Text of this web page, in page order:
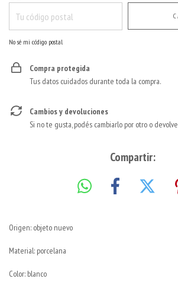
No sé mi código postal
Compra protegida
Tus datos cuidados durante toda la compra.
Cambios y devoluciones
Si no te gusta, podés cambiarlo por otro o
Compartir:
Origen: objeto nuevo
Material: porcelana
Color: blanco